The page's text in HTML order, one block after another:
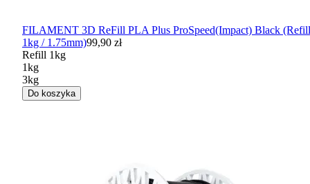
FILAMENT 3D ReFill PLA Plus ProSpeed(Impact) Black (Refill
1kg / 1.75mm)99,90 zł
Refill 1kg
1kg
3kg
Do koszyka